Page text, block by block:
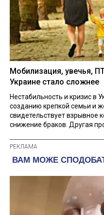
Мобилизация, увечья,
Украине стало сложнее
Нестабильность и кризис в
созданию крепкой семьи и
свидетельствует взрывное
снижение браков. Другая